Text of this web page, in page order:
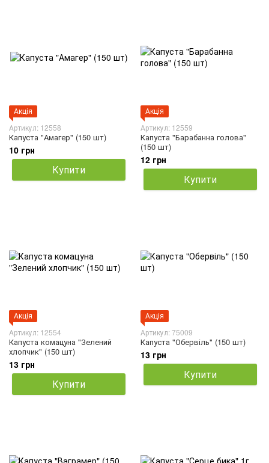
Акція
Артикул: 12558
Капуста "Амагер" (150 шт)
10 грн
Купити
Акція
Артикул: 12559
Капуста "Барабанна голова"
(150 шт)
12 грн
Купити
Акція
Артикул: 12554
Капуста комацуна "Зелений
хлопчик" (150 шт)
13 грн
Купити
Акція
Артикул: 75009
Капуста "Обервіль" (150 шт)
13 грн
Купити